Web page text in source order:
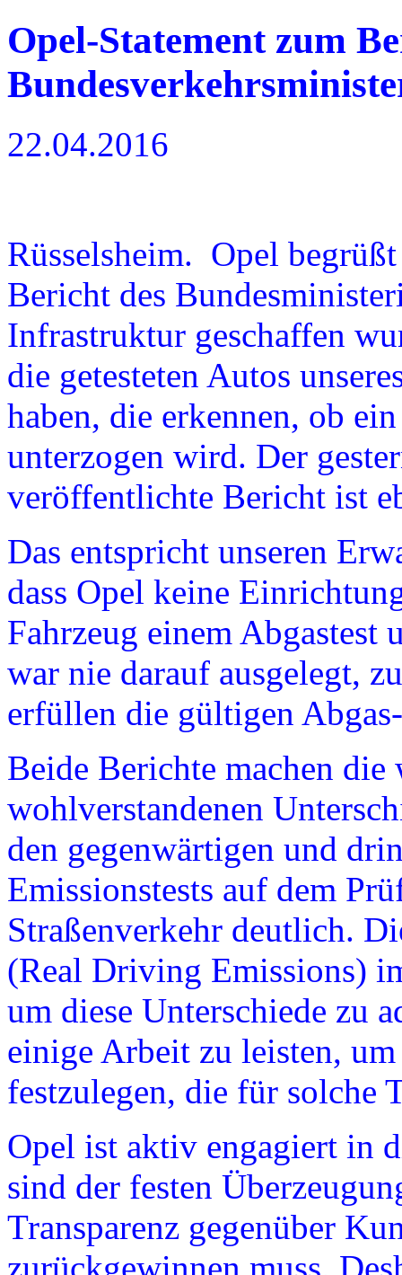
Opel-Statement zum
22.04.2016
Rüsselsheim. Opel
Bericht des
Infrastruktur geschaffen
die getesteten Autos
haben, die erkennen, ob
unterzogen wird. Der
veröffentlichte Bericht ist
Das entspricht unseren
dass Opel keine
Fahrzeug einem Abgastest
war nie darauf ausgelegt,
erfüllen die gültigen
Beide Berichte machen
wohlverstandenen
den gegenwärtigen und
Emissionstests auf dem
Straßenverkehr deutlich.
(Real Driving Emissions)
um diese Unterschiede zu
einige Arbeit zu leisten,
festzulegen, die für solche
Opel ist aktiv engagiert in
sind der festen
Transparenz gegenüber
zurückgewinnen muss.